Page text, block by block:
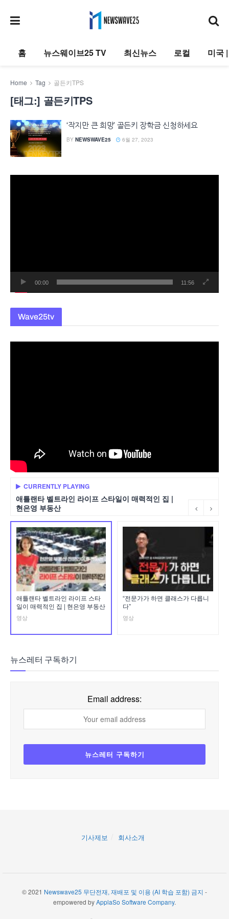
홈 뉴스웨이브25 TV 최신뉴스 로컬 미국
Home Tag 골든키TPS
[태그:] 골든키TPS
‘작지만 큰 희망’ 골든키 장학금 신청하세요
BY NEWSWAVE25 6월 27, 2023
00:00 11:56
Wave25tv
CURRENTLY PLAYING
애틀랜타 벨트라인 라이프 스타일이 매력적인 집 |
현은영 부동산
애틀랜타 벨트라인 라이프 스타
일이 매력적인 집 | 현은영 부동산
영상
“전문가가 하면 클래스가 다릅니
다”
영상
뉴스레터 구독하기
Email address:
기사제보 회사소개
© 2021 Newswave25 무단전재, 재배포 및 이용 (AI 학습 포함) 금지 -
empowered byApplaSo Software Company.